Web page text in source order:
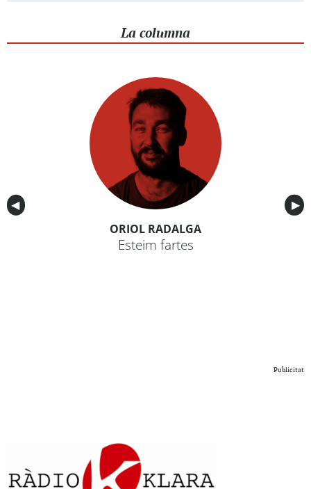
La columna
Anterior
◀︎ ▶︎
ORIOL RADALGA
Esteim fartes
Publicitat